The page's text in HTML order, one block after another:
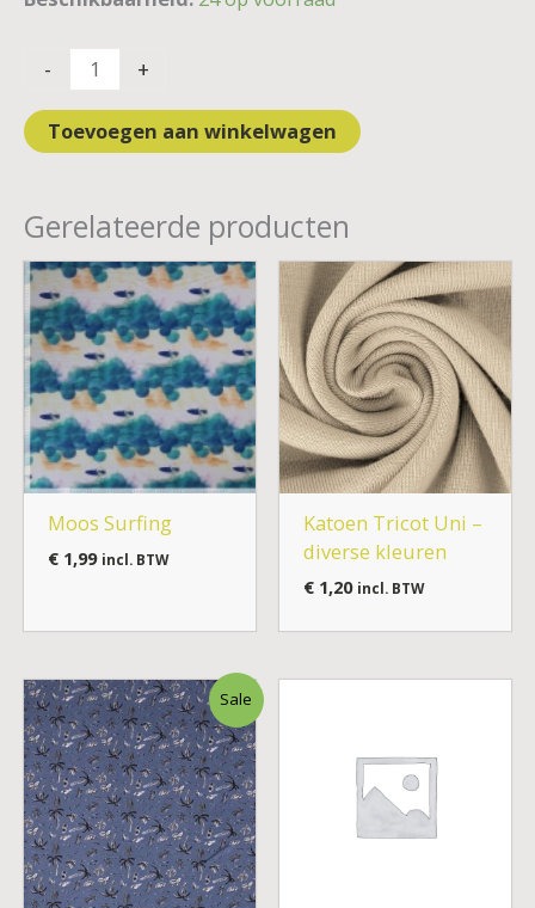
- +
Toevoegen aan winkelwagen
Gerelateerde producten
Moos Surfing
€1,99 incl. BTW
Katoen Tricot Uni –
diverse kleuren
€1,20 incl. BTW
Sale
Oorspronkelijke
prijs
was:
€ 1,10.
Huidige
prijs
is:
€ 0,33.